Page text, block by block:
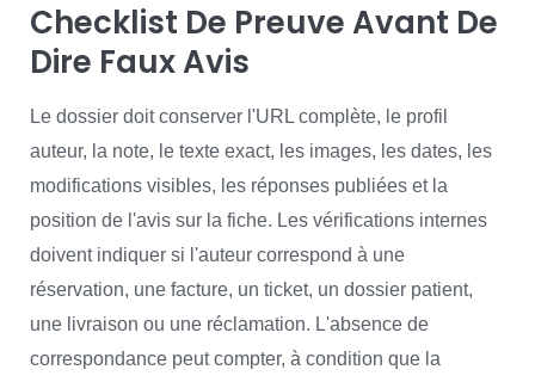
Checklist De Preuve Avant De
Dire Faux Avis
Le dossier doit conserver l'URL complète, le profil
auteur, la note, le texte exact, les images, les dates, les
modifications visibles, les réponses publiées et la
position de l'avis sur la fiche. Les vérifications internes
doivent indiquer si l'auteur correspond à une
réservation, une facture, un ticket, un dossier patient,
une livraison ou une réclamation. L'absence de
correspondance peut compter, à condition que la